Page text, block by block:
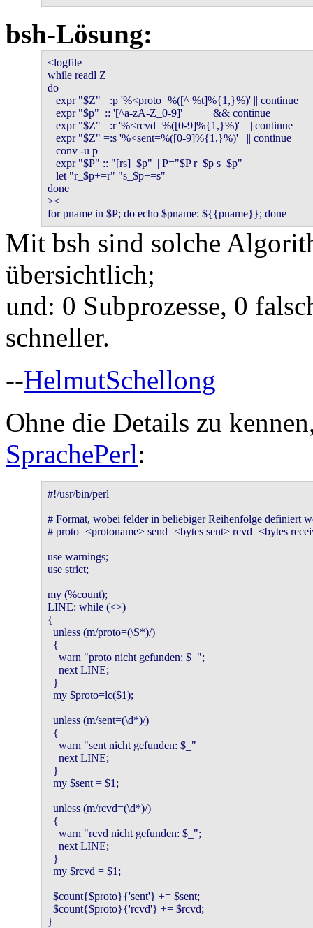
bsh-Lösung:
<logfile
while readl Z
do
   expr "$Z" =:p '%<proto=%([^ %t]%{1,}%)' || continue
   expr "$p"  :: '[^a-zA-Z_0-9]'           && continue
   expr "$Z" =:r '%<rcvd=%([0-9]%{1,}%)'   || continue
   expr "$Z" =:s '%<sent=%([0-9]%{1,}%)'   || continue
   conv -u p
   expr "$P" :: "[rs]_$p" || P="$P r_$p s_$p"
   let "r_$p+=r" "s_$p+=s"
done
><
for pname in $P; do echo $pname: ${{pname}}; done
Mit bsh sind solche
übersichtlich;
und: 0 Subprozesse, 0
schneller.
--HelmutSchellong
Ohne die Details zu
SprachePerl:
#!/usr/bin/perl
# Format, wobei felder in beliebiger Reihenfolge definiert
# proto=<protoname> send=<bytes sent> rcvd=<bytes
use warnings;
use strict;
my (%count);
LINE: while (<>)
{
  unless (m/proto=(\S*)/)
  {
    warn "proto nicht gefunden: $_";
    next LINE;
  }
  my $proto=lc($1);
  unless (m/sent=(\d*)/)
  {
    warn "sent nicht gefunden: $_"
    next LINE;
  }
  my $sent = $1;
  unless (m/rcvd=(\d*)/)
  {
    warn "rcvd nicht gefunden: $_";
    next LINE;
  }
  my $rcvd = $1;
  $count{$proto}{'sent'} += $sent;
  $count{$proto}{'rcvd'} += $rcvd;
}